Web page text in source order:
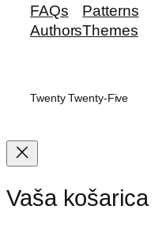
FAQs
Authors
Patterns
Themes
Twenty Twenty-Five
Vaša košarica